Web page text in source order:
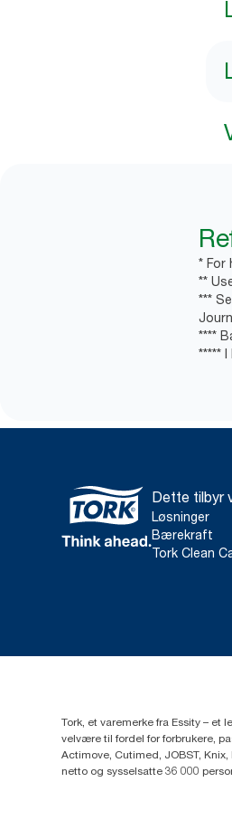
* For
**
***
****
*****
Dette tilbyr
Løsninger
Bærekraft
Tork Clean
Tork, et varemerke fra Essity –
velvære til fordel for forbrukere,
Actimove, Cutimed, JOBST,
netto og sysselsatte 36 000